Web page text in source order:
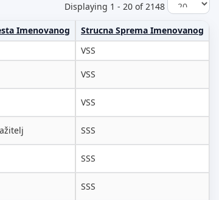
Displaying 1 - 20 of 2148
Imenovanog Strucna Sprema Imenovanog
VSS
VSS
VSS
SSS
SSS
SSS